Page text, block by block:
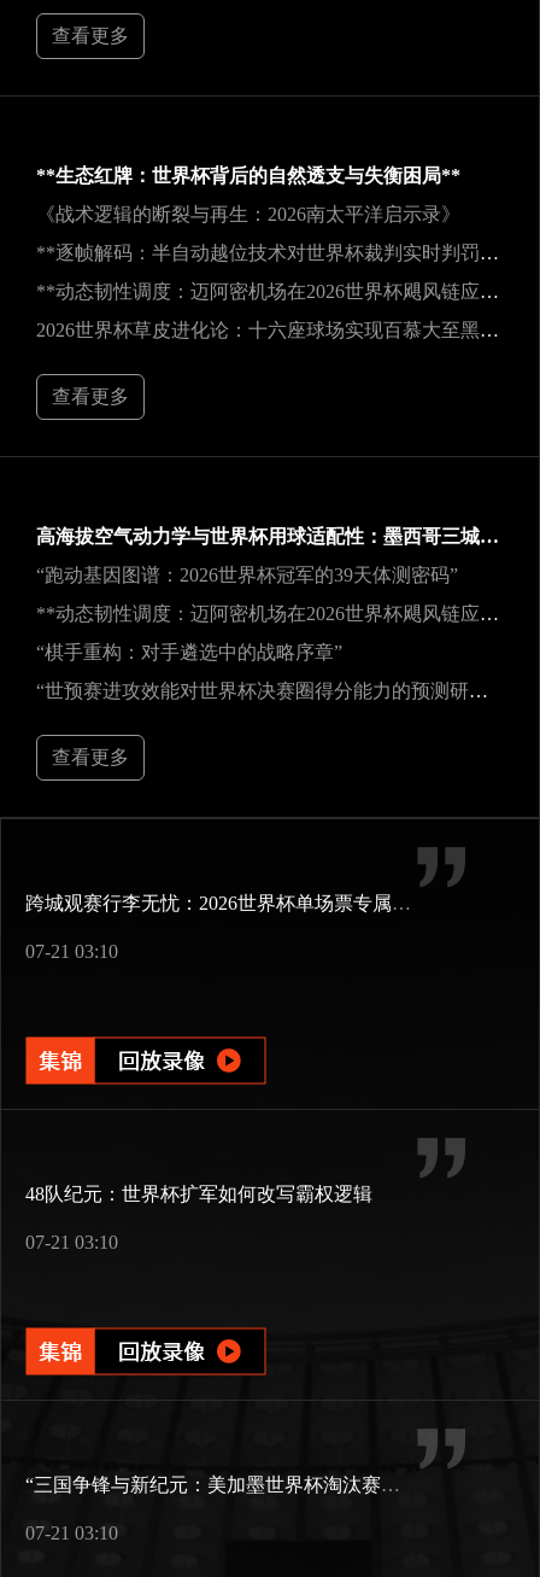
查看更多
**生态红牌：世界杯背后的自然透支与失衡困局**
《战术逻辑的断裂与再生：2026南太平洋启示录》
**逐帧解码：半自动越位技术对世界杯裁判实时判罚决策的重塑**
**动态韧性调度：迈阿密机场在2026世界杯飓风链应急中的中枢重构**
2026世界杯草皮进化论：十六座球场实现百慕大至黑麦草的生态跃迁
查看更多
高海拔空气动力学与世界杯用球适配性：墨西哥三城实地验证研究
“跑动基因图谱：2026世界杯冠军的39天体测密码”
**动态韧性调度：迈阿密机场在2026世界杯飓风链应急中的中枢重构**
“棋手重构：对手遴选中的战略序章”
“世预赛进攻效能对世界杯决赛圈得分能力的预测研究——以2026年美加墨世界杯为例”
查看更多
跨城观赛行李无忧：2026世界杯单场票专属行李“门到门”跨城速达方案
07-21 03:10
48队纪元：世界杯扩军如何改写霸权逻辑
07-21 03:10
“三国争锋与新纪元：美加墨世界杯淘汰赛版图重构”
07-21 03:10